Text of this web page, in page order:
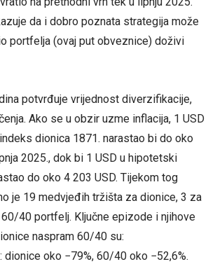
da i dobro poznata strategija može
portfelja (ovaj put obveznice) doživi
potvrđuje vrijednost diverzifikacije,
Ako se u obzir uzme inflacija, 1 USD
dionica 1871. narastao bi do oko
2025., dok bi 1 USD u hipotetski
do oko 4 203 USD. Tijekom tog
je 19 medvjeđih tržišta za dionice, 3 za
40 portfelj. Ključne epizode i njihove
naspram 60/40 su:
dionice oko −79%, 60/40 oko −52,6%.